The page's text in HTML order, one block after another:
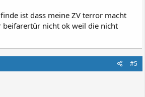
ist dass meine ZV terror macht
beifarertür nicht ok weil die nicht
#5